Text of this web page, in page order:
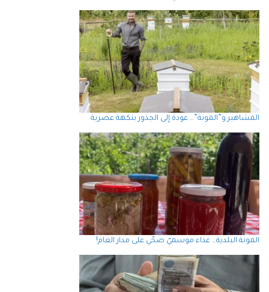
المشاهير و”المونة”… عودة إلى الجذور بنكهة عصرية
المونة البلدية… غذاء موسميّ صحّي على مدار العام!